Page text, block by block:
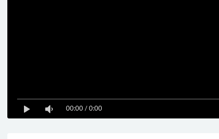
00:00 / 0:00